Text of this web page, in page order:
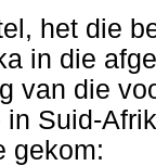
het die
in die
van die
Suid-
gekom: